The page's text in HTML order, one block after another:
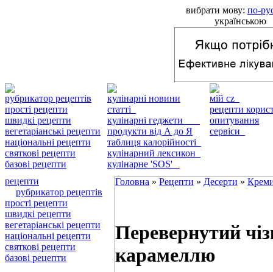
вибрати мову: по-
українською
рубрикатор рецептів
прості рецепти
швидкі рецепти
вегетаріанські рецепти
національні рецепти
святкові рецепти
базові рецепти
кулінарні новини
статті
кулінарні геджети
продукти від А до Я
таблиця калорійності
кулінарний лексикон
кулінарне 'SOS'
мій cz
рецепти
опитування
сервіси
рецепти
рубрикатор рецептів
прості рецепти
швидкі рецепти
вегетаріанські рецепти
національні рецепти
святкові рецепти
базові рецепти
Головна » Рецепти » Десерти »
Перевернутий
карамеллю